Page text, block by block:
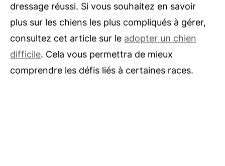
dressage réussi. Si vous souhaitez en savoir
plus sur les chiens les plus compliqués à gérer,
consultez cet article sur le adopter un chien
difficile. Cela vous permettra de mieux
comprendre les défis liés à certaines races.